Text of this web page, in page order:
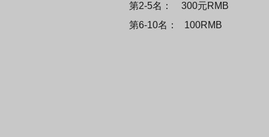
第2-5名： 300元RMB
第6-10名： 100RMB